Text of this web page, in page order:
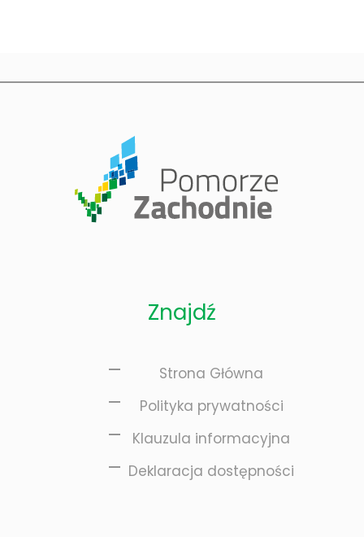
Znajdź
Strona Główna
Polityka prywatności
Klauzula informacyjna
Deklaracja dostępności